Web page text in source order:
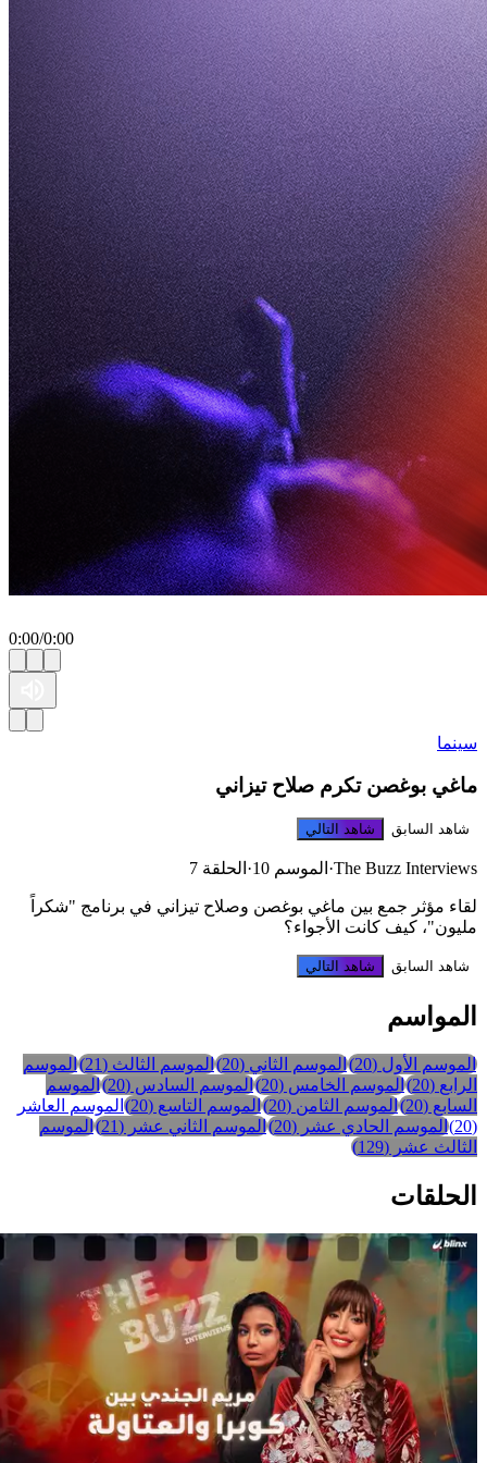
0:00/0:00
سينما
ماغي بوغصن تكرم صلاح تيزاني
شاهد السابق شاهد التالي
The Buzz Interviews
·الموسم 10 ·الحلقة 7
لقاء مؤثر جمع بين ماغي بوغصن وصلاح تيزاني في برنامج "شكراً
مليون"، كيف كانت الأجواء؟
شاهد السابق شاهد التالي
المواسم
الموسم الأول (
20
)الموسم الثاني(
20
)الموسم الثالث(
21
)الموسم
الرابع(
20
)الموسم الخامس (
20
)الموسم السادس (
20
)الموسم
السابع(
20
)الموسم الثامن(
20
)الموسم التاسع(
20
)الموسم العاشر
20
)الموسم الحادي عشر 20
)الموسم الثاني عشر 21
)الموسم
الثالث عشر 129
)
الحلقات